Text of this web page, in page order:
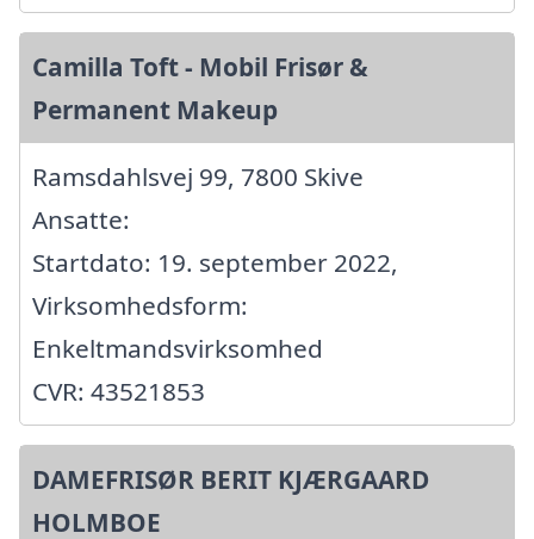
Camilla Toft - Mobil Frisør &
Permanent Makeup
Ramsdahlsvej 99, 7800 Skive
Ansatte:
Startdato: 19. september 2022,
Virksomhedsform:
Enkeltmandsvirksomhed
CVR: 43521853
DAMEFRISØR BERIT KJÆRGAARD
HOLMBOE